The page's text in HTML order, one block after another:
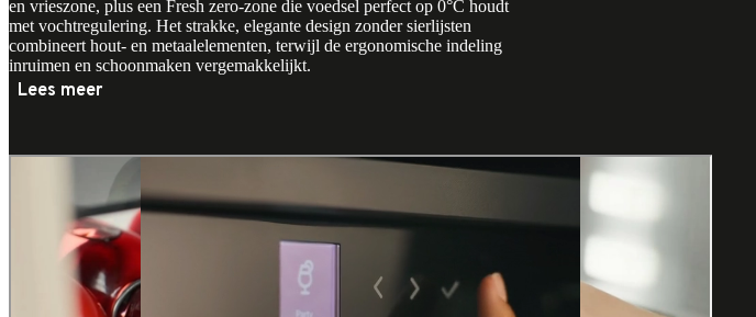
en vrieszone, plus een Fresh zero-zone die voedsel perfect op 0°C houdt
met vochtregulering. Het strakke, elegante design zonder sierlijsten
combineert hout- en metaalelementen, terwijl de ergonomische indeling
inruimen en schoonmaken vergemakkelijkt.
Lees meer